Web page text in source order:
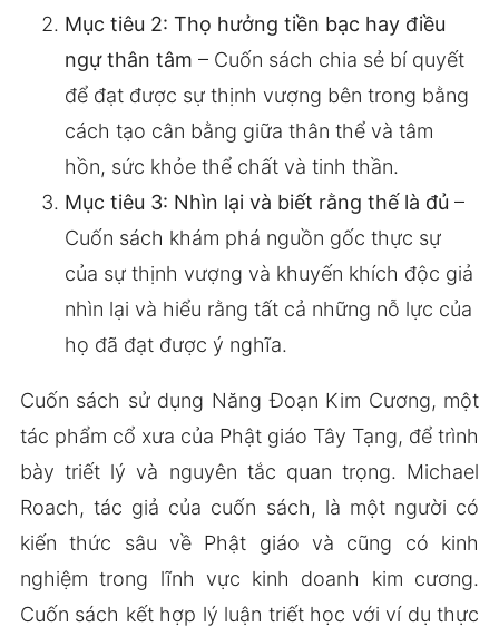
Mục tiêu 2: Thọ hưởng tiền bạc hay điều
ngự thân tâm – Cuốn sách chia sẻ bí quyết
để đạt được sự thịnh vượng bên trong bằng
cách tạo cân bằng giữa thân thể và tâm
hồn, sức khỏe thể chất và tinh thần.
Mục tiêu 3: Nhìn lại và biết rằng thế là đủ –
Cuốn sách khám phá nguồn gốc thực sự
của sự thịnh vượng và khuyến khích độc giả
nhìn lại và hiểu rằng tất cả những nỗ lực của
họ đã đạt được ý nghĩa.
Cuốn sách sử dụng Năng Đoạn Kim Cương, một
tác phẩm cổ xưa của Phật giáo Tây Tạng, để trình
bày triết lý và nguyên tắc quan trọng. Michael
Roach, tác giả của cuốn sách, là một người có
kiến thức sâu về Phật giáo và cũng có kinh
nghiệm trong lĩnh vực kinh doanh kim cương.
Cuốn sách kết hợp lý luận triết học với ví dụ thực